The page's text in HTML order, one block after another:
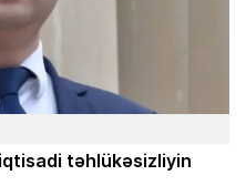
təhlükəsizliyin